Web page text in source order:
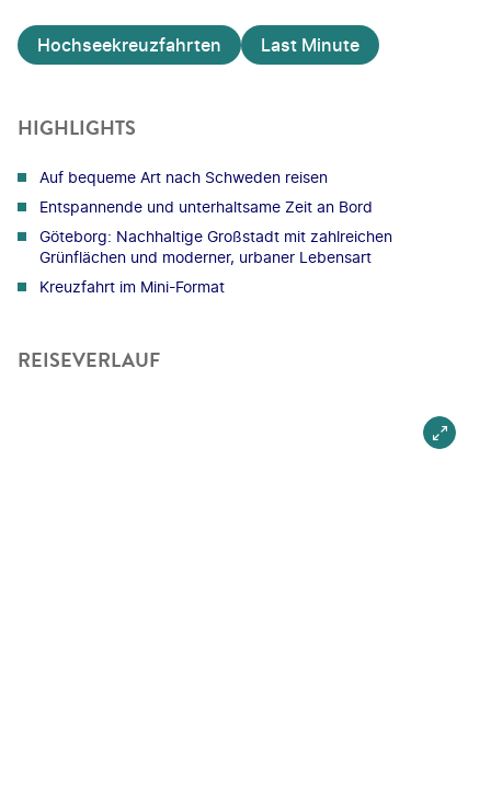
Hochseekreuzfahrten Last Minute
HIGHLIGHTS
Auf bequeme Art nach Schweden reisen
Entspannende und unterhaltsame Zeit an Bord
Göteborg: Nachhaltige Großstadt mit zahlreichen
Grünflächen und moderner, urbaner Lebensart
Kreuzfahrt im Mini-Format
REISEVERLAUF